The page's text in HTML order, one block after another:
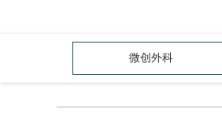
微创外科